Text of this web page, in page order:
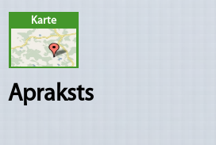
Karte
Apraksts